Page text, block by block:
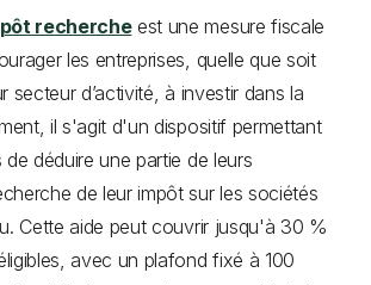
rechercheest une mesure fiscale
les entreprises, quelle que soit
secteur d’activité, à investir dans la
il s'agit d'un dispositif permettant
de déduire une partie de leurs
de leur impôt sur les sociétés
Cette aide peut couvrir jusqu'à 30 %
avec un plafond fixé à 100